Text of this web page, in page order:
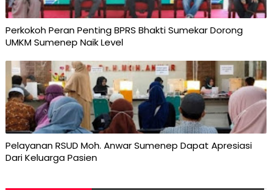
Perkokoh Peran Penting BPRS Bhakti Sumekar Dorong
UMKM Sumenep Naik Level
Pelayanan RSUD Moh. Anwar Sumenep Dapat Apresiasi
Dari Keluarga Pasien